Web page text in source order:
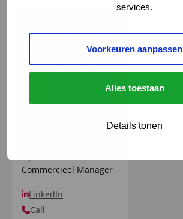
services.
Voorkeuren aanpassen
Alles toestaan
Details tonen
Commercieel Manager
LinkedIn
Call